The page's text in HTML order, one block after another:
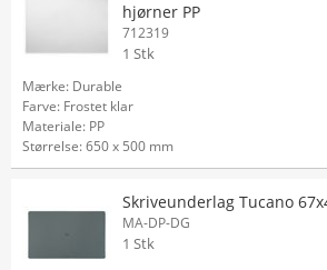
hjørner PP
712319
1 Stk
Mærke: Durable
Farve: Frostet klar
Materiale: PP
Størrelse: 650 x 500 mm
Skriveunderlag Tucano
MA-DP-DG
1 Stk